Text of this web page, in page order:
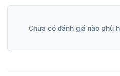
Chưa có đánh giá nào phù